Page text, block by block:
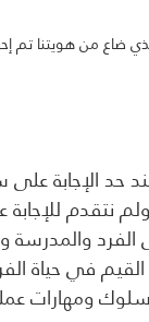
ضاع من هويتنا تم
حد الإجابة
نتقدم